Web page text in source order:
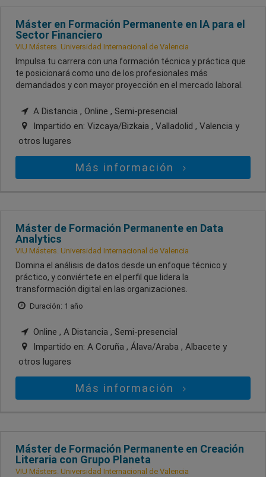
Máster en Formación Permanente en IA para el
Sector Financiero
VIU Másters. Universidad Internacional de Valencia
Impulsa tu carrera con una formación técnica y práctica que
te posicionará como uno de los profesionales más
demandados y con mayor proyección en el mercado laboral.
A Distancia , Online , Semi-presencial
Impartido en: Vizcaya/Bizkaia , Valladolid , Valencia y
otros lugares
Más información
Máster de Formación Permanente en Data
Analytics
VIU Másters. Universidad Internacional de Valencia
Domina el análisis de datos desde un enfoque técnico y
práctico, y conviértete en el perfil que lidera la
transformación digital en las organizaciones.
Duración: 1 año
Online , A Distancia , Semi-presencial
Impartido en: A Coruña , Álava/Araba , Albacete y
otros lugares
Más información
Máster de Formación Permanente en Creación
Literaria con Grupo Planeta
VIU Másters. Universidad Internacional de Valencia